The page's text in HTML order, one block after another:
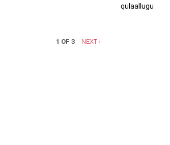
qulaallugu
1 OF 3 NEXT ›